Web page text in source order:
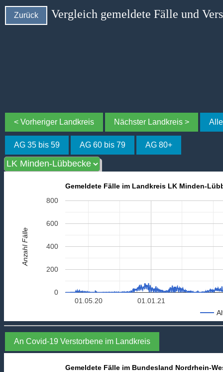
Zurück Vergleich gemeldete Fälle und
< Vorheriger Landkreis Nächster Landkreis >
AG 35 bis 59 AG 60 bis 79 AG 80+
Gemeldete Fälle im Landkreis LK Minden-
01.01.21
01.05.20
0
200
400
600
800
Anzahl Fälle
An Covid-19 Verstorbene im Landkreis
Gemeldete Fälle im Bundesland Nordrhein-